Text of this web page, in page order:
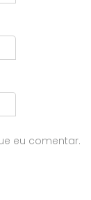
eu comentar.